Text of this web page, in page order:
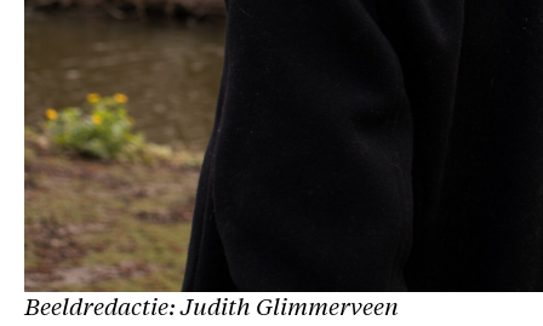
Beeldredactie: Judith Glimmerveen